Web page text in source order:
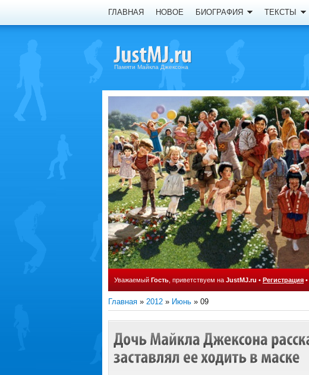
ГЛАВНАЯ НОВОЕ БИОГРАФИЯ ТЕКСТЫ
Памяти Майкла Джексона
Уважаемый Гость , приветствуем на JustMJ.ru • Регистрация •
Главная » 2012 » Июнь » 09